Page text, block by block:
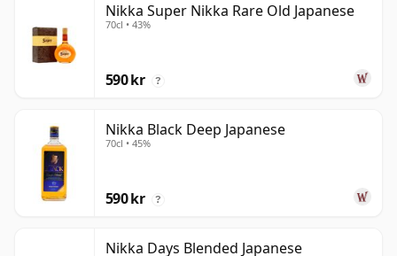
Nikka Super Nikka Rare Old Japanese
70cl • 43%
590 kr ?
Nikka Black Deep Japanese
70cl • 45%
590 kr ?
Nikka Days Blended Japanese